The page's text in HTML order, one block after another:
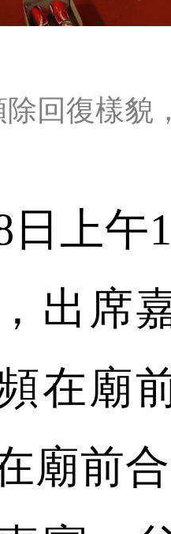
除回復樣貌
上午
出席
在廟
廟前